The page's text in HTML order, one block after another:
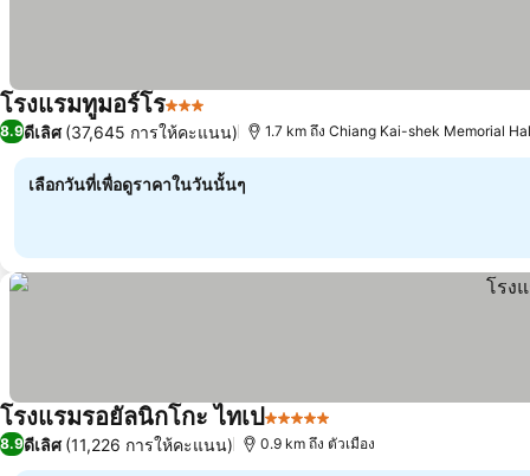
โรงแรมทูมอร์โร3 ดาว
8.9ดีเลิศ (37,645 การให้คะแนน) 1.7 km ถึง Chiang Kai-shek Memorial
เลือกวันที่เพื่อดูราคาในวันนั้นๆ
โรงแรมรอยัลนิกโกะ ไทเป5 ดาว
8.9ดีเลิศ (11,226 การให้คะแนน) 0.9 km ถึง ตัวเมือง